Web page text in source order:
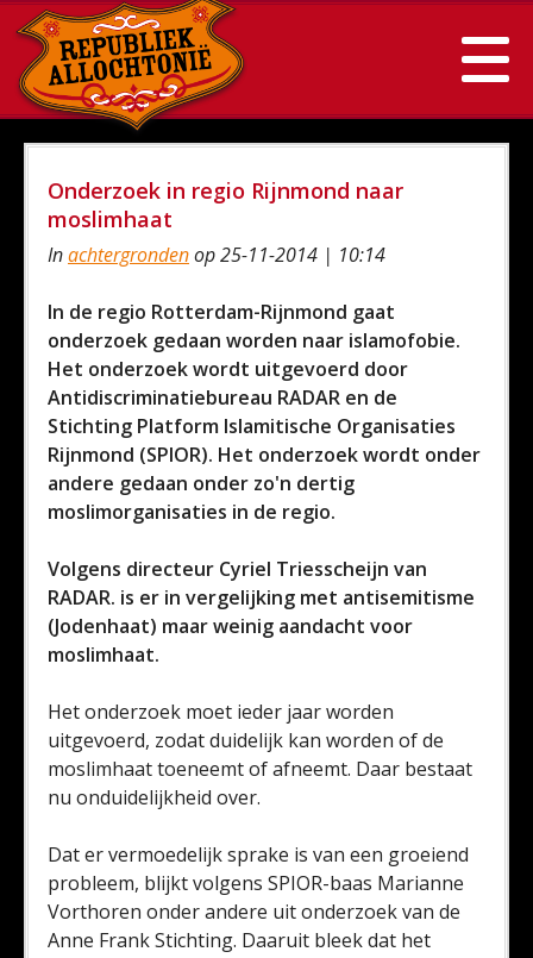
Onderzoek in regio Rijnmond naar
moslimhaat
Inachtergrondenop 25-11-2014 | 10:14
In de regio Rotterdam-Rijnmond gaat
onderzoek gedaan worden naar islamofobie.
Het onderzoek wordt uitgevoerd door
Antidiscriminatiebureau RADAR en de
Stichting Platform Islamitische Organisaties
Rijnmond (SPIOR). Het onderzoek wordt onder
andere gedaan onder zo'n dertig
moslimorganisaties in de regio.
Volgens directeur Cyriel Triesscheijn van
RADAR. is er in vergelijking met antisemitisme
(Jodenhaat) maar weinig aandacht voor
moslimhaat.
Het onderzoek moet ieder jaar worden
uitgevoerd, zodat duidelijk kan worden of de
moslimhaat toeneemt of afneemt. Daar bestaat
nu onduidelijkheid over.
Dat er vermoedelijk sprake is van een groeiend
probleem, blijkt volgens SPIOR-baas Marianne
Vorthoren onder andere uit onderzoek van de
Anne Frank Stichting. Daaruit bleek dat het